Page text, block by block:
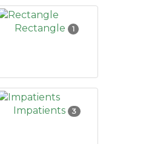
Rectangle 1
Impatients 3